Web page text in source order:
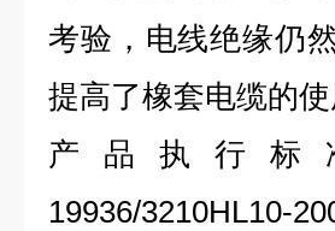
考验，电线绝缘仍
提高了橡套电缆的使
产品执行标准
19936/3210HL10-